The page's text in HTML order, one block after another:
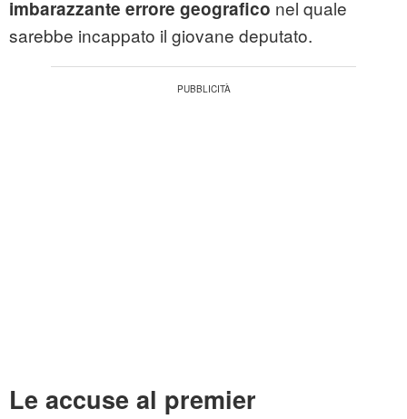
imbarazzante errore geografico nel quale
sarebbe incappato il giovane deputato.
Le accuse al premier